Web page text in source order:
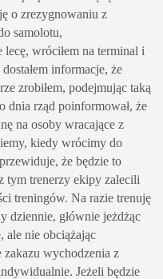
o zrezygnowaniu z
samolotu,
lecę, wróciłem na terminal i
informacje, że
zrobiłem, podejmując taką
dnia rząd poinformował, że
na osoby wracające z
kiedy wrócimy do
że będzie to
tym trenerzy ekipy zalecili
treningów. Na razie trenuję
dziennie, głównie jeżdżąc
ale nie obciążając
wychodzenia z
Jeżeli będzie